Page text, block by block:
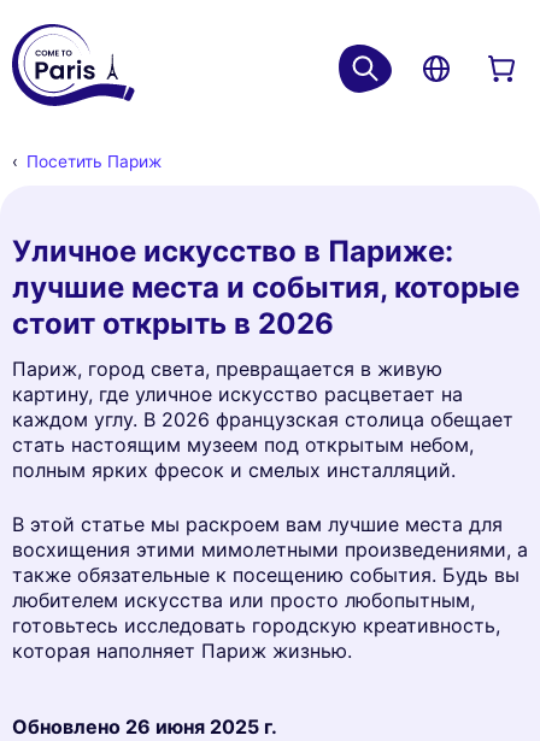
Посетить Париж
Уличное искусство в Париже:
лучшие места и события, которые
стоит открыть в 2026
Париж, город света, превращается в живую
картину, где уличное искусство расцветает на
каждом углу. В 2026 французская столица обещает
стать настоящим музеем под открытым небом,
полным ярких фресок и смелых инсталляций.
В этой статье мы раскроем вам лучшие места для
восхищения этими мимолетными произведениями, а
также обязательные к посещению события. Будь вы
любителем искусства или просто любопытным,
готовьтесь исследовать городскую креативность,
которая наполняет Париж жизнью.
Обновлено 26 июня 2025 г.